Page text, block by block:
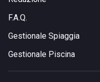
F.A.Q.
Gestionale Spiaggia
Gestionale Piscina